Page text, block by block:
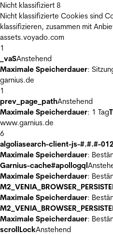
Nicht klassifiziert 8
Nicht klassifizierte Cookies sind
klassifizieren, zusammen mit
assets.voyado.com
1
_vaSAnstehend
Maximale Speicherdauer:
garnius.de
1
prev_page_pathAnstehend
Maximale Speicherdauer: 1 Tag
www.garnius.de
6
algoliasearch-client-js-#.#.#-
Maximale Speicherdauer:
Garnius-cache#apollogql
Maximale Speicherdauer:
Maximale Speicherdauer:
Maximale Speicherdauer:
scrollLockAnstehend